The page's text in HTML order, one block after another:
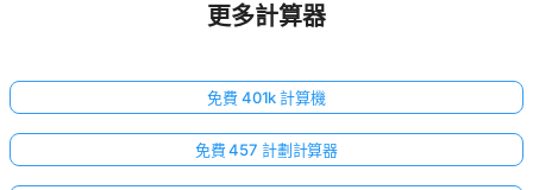
更多計算器
免費 401k 計算機
免費 457 計劃計算器